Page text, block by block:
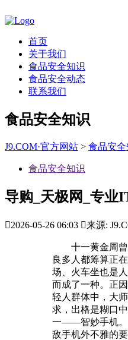
首页
关于我们
食品安全知识
食品安全动态
联系我们
食品安全知识
J9.COM·官方网站 > 食品安全
食品安全知识
导购_天极网_专业
2026-05-26 06:03 来源:
十一黄金周曾
良多人都筹算正
场、火车坐也是
而成了一种。正
轻人群体中，大
求，出格是糊口
一——智妙手机。
敌手机外不雅的